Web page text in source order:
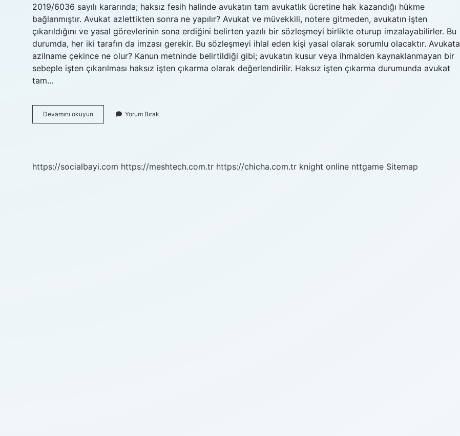
2019/6036 sayılı kararında; haksız fesih halinde avukatın tam avukatlık ücretine hak kazandığı hükme
bağlanmıştır. Avukat azlettikten sonra ne yapılır? Avukat ve müvekkili, notere gitmeden, avukatın işten
çıkarıldığını ve yasal görevlerinin sona erdiğini belirten yazılı bir sözleşmeyi birlikte oturup imzalayabilirler. Bu
durumda, her iki tarafın da imzası gerekir. Bu sözleşmeyi ihlal eden kişi yasal olarak sorumlu olacaktır. Avukata
azilname çekince ne olur? Kanun metninde belirtildiği gibi; avukatın kusur veya ihmalden kaynaklanmayan bir
sebeple işten çıkarılması haksız işten çıkarma olarak değerlendirilir. Haksız işten çıkarma durumunda avukat
tam…
Devamını okuyun Azledilen
Avukatın
Yorum Bırak
https://socialbayi.com https://meshtech.com.tr https://chicha.com.tr knight online nttgame Sitemap